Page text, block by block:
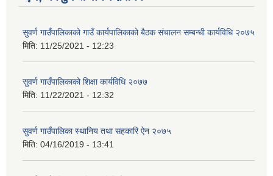
सुवर्ण गाउँपालिकाको गाउँ कार्यपालिकाको बैठक संचालन सम्बन्धी कार्यविधि २०७५
मिति: 11/25/2021 - 12:23
सुवर्ण गाउँपालिकाको शिक्षा कार्यविधि २०७७
मिति: 11/22/2021 - 12:32
सुवर्ण गाउँपालिका स्थानिय तथा सहकारि ऐन २०७५
मिति: 04/16/2019 - 13:41